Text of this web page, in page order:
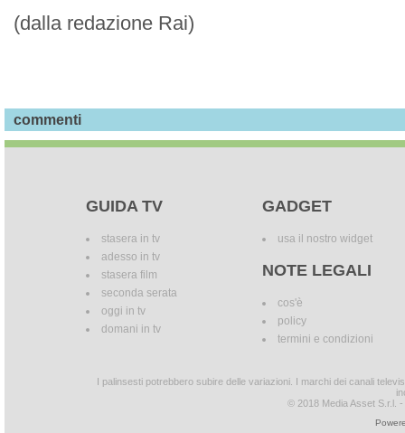
(dalla redazione Rai)
commenti
GUIDA TV
stasera in tv
adesso in tv
stasera film
seconda serata
oggi in tv
domani in tv
GADGET
usa il nostro widget
NOTE LEGALI
cos'è
policy
termini e condizioni
I palinsesti potrebbero subire delle variazioni. I marchi dei canali
© 2018 Media Asset S.r.l.